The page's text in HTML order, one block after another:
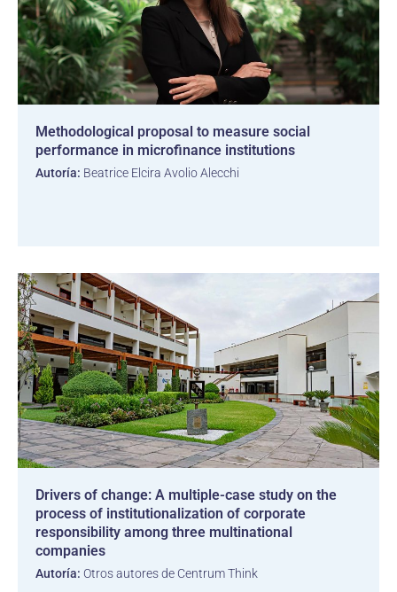
Methodological proposal to measure social
performance in microfinance institutions
Autoría: Beatrice Elcira Avolio Alecchi
Drivers of change: A multiple-case study on the
process of institutionalization of corporate
responsibility among three multinational
companies
Autoría: Otros autores de Centrum Think